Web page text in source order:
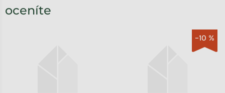
oceníte
–10 %